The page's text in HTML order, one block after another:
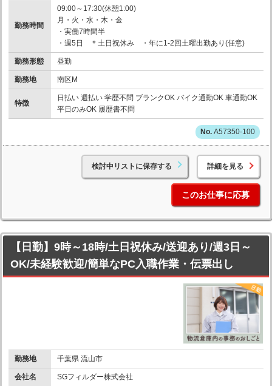
勤務時間
09:00～17:30(休憩1:00)
月・火・水・木・金
・実働7時間半
・週5日 ＊土日祝休み ・年に1-2回土曜出勤あり(任意)
勤務形態 昼勤
勤務地 南区M
特徴
日払い 週払い 学歴不問 ブランクOK バイク通勤OK 車通勤OK
平日のみOK 履歴書不問
A57350-100
検討中リストに保存する 詳細を見る
このお仕事に応募
【日勤】9時～18時/土日祝休み/送迎あり/週3日～
OK/未経験歓迎/簡単なPC入職作業・伝票出し
勤務地 千葉県 流山市
会社名 SGフィルダー株式会社